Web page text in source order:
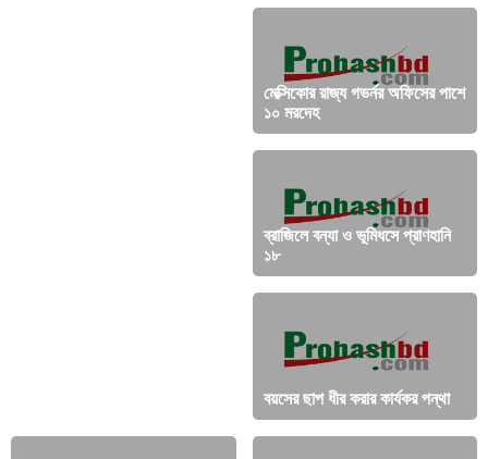
মেক্সিকোর রাজ্য গভর্নর অফিসের পাশে
১০ মরদেহ
ব্রাজিলে বন্যা ও ভূমিধসে প্রাণহানি
১৮
বয়সের ছাপ ধীর করার কার্যকর পন্থা